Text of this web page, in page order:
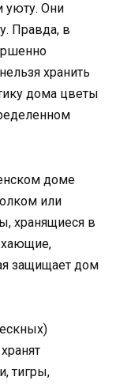
уюту. Они
Правда, в
хранить
дома цветы
доме
или
хранящиеся в
защищает дом
тигры,